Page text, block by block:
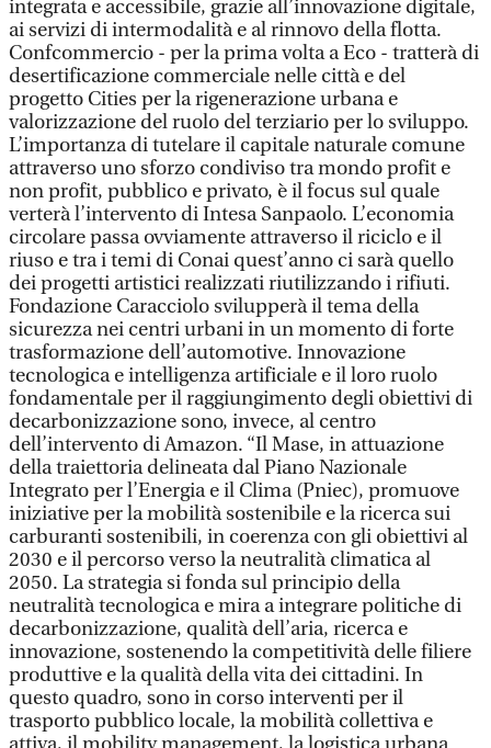
integrata e accessibile, grazie all’innovazione digitale,
ai servizi di intermodalità e al rinnovo della flotta.
Confcommercio - per la prima volta a Eco - tratterà di
desertificazione commerciale nelle città e del
progetto Cities per la rigenerazione urbana e
valorizzazione del ruolo del terziario per lo sviluppo.
L’importanza di tutelare il capitale naturale comune
attraverso uno sforzo condiviso tra mondo profit e
non profit, pubblico e privato, è il focus sul quale
verterà l’intervento di Intesa Sanpaolo. L’economia
circolare passa ovviamente attraverso il riciclo e il
riuso e tra i temi di Conai quest’anno ci sarà quello
dei progetti artistici realizzati riutilizzando i rifiuti.
Fondazione Caracciolo svilupperà il tema della
sicurezza nei centri urbani in un momento di forte
trasformazione dell’automotive. Innovazione
tecnologica e intelligenza artificiale e il loro ruolo
fondamentale per il raggiungimento degli obiettivi di
decarbonizzazione sono, invece, al centro
dell’intervento di Amazon. “Il Mase, in attuazione
della traiettoria delineata dal Piano Nazionale
Integrato per l’Energia e il Clima (Pniec), promuove
iniziative per la mobilità sostenibile e la ricerca sui
carburanti sostenibili, in coerenza con gli obiettivi al
2030 e il percorso verso la neutralità climatica al
2050. La strategia si fonda sul principio della
neutralità tecnologica e mira a integrare politiche di
decarbonizzazione, qualità dell’aria, ricerca e
innovazione, sostenendo la competitività delle filiere
produttive e la qualità della vita dei cittadini. In
questo quadro, sono in corso interventi per il
trasporto pubblico locale, la mobilità collettiva e